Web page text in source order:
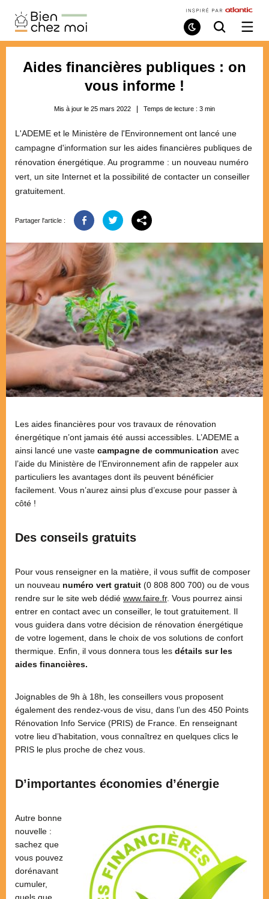
Bien
Chez
Moi
Mode
de
Recherche
/
Aides financières publiques : on
vous informe !
Mis à jour le 25 mars 2022 Temps de lecture : 3 min
L'ADEME et le Ministère de l'Environnement ont lancé une
campagne d'information sur les aides financières publiques de
rénovation énergétique. Au programme : un nouveau numéro
vert, un site Internet et la possibilité de contacter un conseiller
gratuitement.
Partager l'article :
Les aides financières pour vos travaux de rénovation
énergétique n’ont jamais été aussi accessibles. L’ADEME a
ainsi lancé une vaste campagne de communication avec
l’aide du Ministère de l’Environnement afin de rappeler aux
particuliers les avantages dont ils peuvent bénéficier
facilement. Vous n’aurez ainsi plus d’excuse pour passer à
côté !
Des conseils gratuits
Pour vous renseigner en la matière, il vous suffit de composer
un nouveau numéro vert gratuit (0 808 800 700) ou de vous
rendre sur le site web dédié www.faire.fr. Vous pourrez ainsi
entrer en contact avec un conseiller, le tout gratuitement. Il
vous guidera dans votre décision de rénovation énergétique
de votre logement, dans le choix de vos solutions de confort
thermique. Enfin, il vous donnera tous les détails sur les
aides financières.
Joignables de 9h à 18h, les conseillers vous proposent
également des rendez-vous de visu, dans l’un des 450 Points
Rénovation Info Service (PRIS) de France. En renseignant
votre lieu d’habitation, vous connaîtrez en quelques clics le
PRIS le plus proche de chez vous.
D’importantes économies d’énergie
Autre bonne
nouvelle :
sachez que
vous pouvez
dorénavant
cumuler,